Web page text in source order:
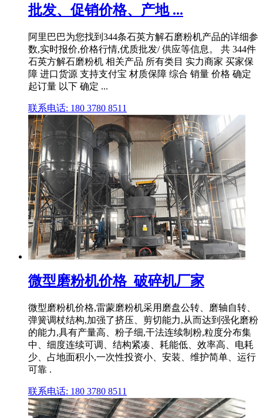
批发、促销价格、产地 ...
阿里巴巴为您找到344条石英方解石磨粉机产品的详细参
数,实时报价,价格行情,优质批发/ 供应等信息。 共 344件
石英方解石磨粉机 相关产品 所有类目 实力商家 买家保
障 进口货源 支持支付宝 材质保障 综合 销量 价格 确定
起订量 以下 确定 ...
联系电话: 180 3780 8511
微型磨粉机价格_破碎机厂家
微型磨粉机价格,雷蒙磨粉机采用磨盘公转、磨轴自转、
弹簧调杖结构,加强了挤压、剪切能力,从而达到强化磨粉
的能力,具有产量高、粉子细,干法连续制粉,粒度分布集
中、细度连续可调、结构紧凑、耗能低、效率高、电耗
少、占地面积小,一次性投资小、安装、维护简单、运行
可靠 .
联系电话: 180 3780 8511